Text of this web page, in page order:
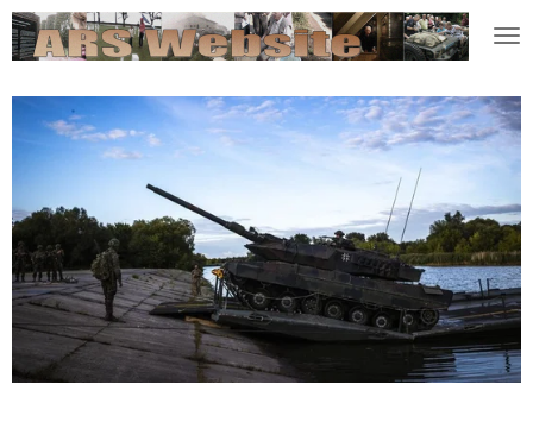
Ga
direct
hoofdinhoud